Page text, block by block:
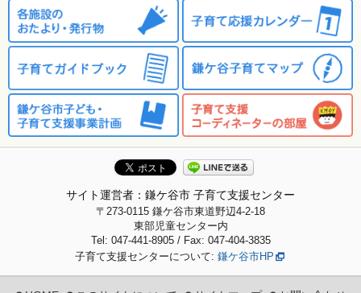
サイト運営者：鎌ケ谷市 子育て支援センター
〒273-0115 鎌ケ谷市東道野辺4-2-18
東部児童センター内
Tel: 047-441-8905 / Fax: 047-404-3835
子育て支援センターについて: 鎌ケ谷市HP